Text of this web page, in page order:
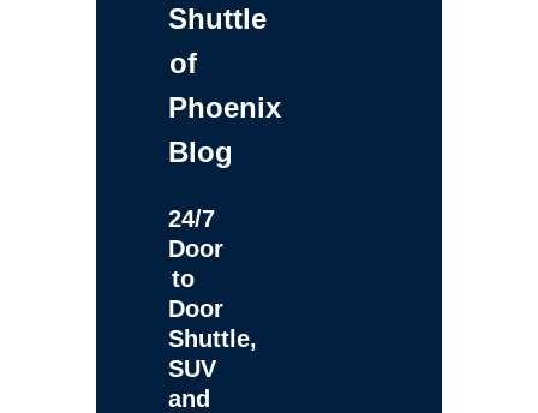
Shuttle
of
Phoenix
Blog
24/7
Door
to
Door
Shuttle,
SUV
and